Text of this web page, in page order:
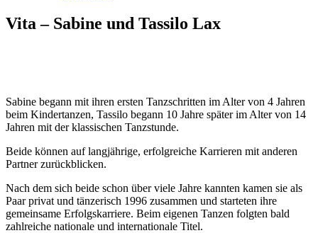
Vita – Sabine und Tassilo Lax
Sabine begann mit ihren ersten Tanzschritten im Alter von 4 Jahren
beim Kindertanzen, Tassilo begann 10 Jahre später im Alter von 14
Jahren mit der klassischen Tanzstunde.
Beide können auf langjährige, erfolgreiche Karrieren mit anderen
Partner zurückblicken.
Nach dem sich beide schon über viele Jahre kannten kamen sie als
Paar privat und tänzerisch 1996 zusammen und starteten ihre
gemeinsame Erfolgskarriere. Beim eigenen Tanzen folgten bald
zahlreiche nationale und internationale Titel.